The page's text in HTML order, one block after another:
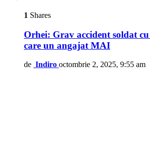
1 Shares
Orhei: Grav accident soldat
care un angajat MAI
de Indiro octombrie 2, 2025, 9:55 am